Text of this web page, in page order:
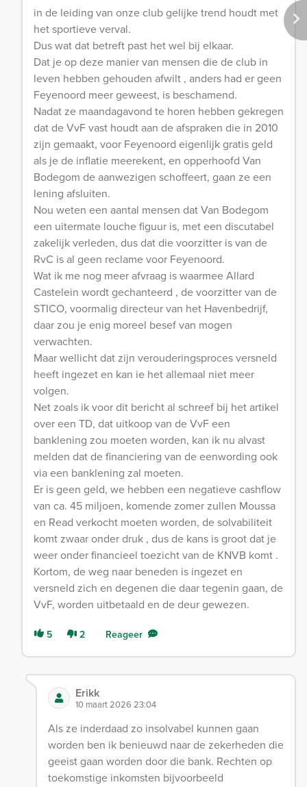
in de leiding van onze club gelijke trend houdt met
het sportieve verval.
Dus wat dat betreft past het wel bij elkaar.
Dat je op deze manier van mensen die de club in
leven hebben gehouden afwilt , anders had er geen
Feyenoord meer geweest, is beschamend.
Nadat ze maandagavond te horen hebben gekregen
dat de VvF vast houdt aan de afspraken die in 2010
zijn gemaakt, voor Feyenoord eigenlijk gratis geld
als je de inflatie meerekent, en opperhoofd Van
Bodegom de aanwezigen schoffeert, gaan ze een
lening afsluiten.
Nou weten een aantal mensen dat Van Bodegom
een uitermate louche figuur is, met een discutabel
zakelijk verleden, dus dat die voorzitter is van de
RvC is al geen reclame voor Feyenoord.
Wat ik me nog meer afvraag is waarmee Allard
Castelein wordt gechanteerd , de voorzitter van de
STICO, voormalig directeur van het Havenbedrijf,
daar zou je enig moreel besef van mogen
verwachten.
Maar wellicht dat zijn verouderingsproces versneld
heeft ingezet en kan ie het allemaal niet meer
volgen.
Net zoals ik voor dit bericht al schreef bij het artikel
over een TD, dat uitkoop van de VvF een
banklening zou moeten worden, kan ik nu alvast
melden dat de financiering van de eenwording ook
via een banklening zal moeten.
Er is geen geld, we hebben een negatieve cashflow
van ca. 45 miljoen, komende zomer zullen Moussa
en Read verkocht moeten worden, de solvabiliteit
komt zwaar onder druk , dus de kans is groot dat je
weer onder financieel toezicht van de KNVB komt .
Kortom, de weg naar beneden is ingezet en
versneld zich en degenen die daar tegenin gaan, de
VvF, worden uitbetaald en de deur gewezen.
5 2 Reageer
Erikk
10 maart 2026 23:04
Als ze inderdaad zo insolvabel kunnen gaan
worden ben ik benieuwd naar de zekerheden die
geeist gaan worden door die bank. Rechten op
toekomstige inkomsten bijvoorbeeld